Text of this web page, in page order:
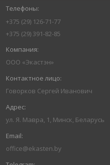
+375 (29) 126-71-77
+375 (29) 391-82-85
ООО «Экастэн»
Говорков Сергей Иванович
ул. Я. Мавра, 1, Минск, Беларусь
office@ekasten.by